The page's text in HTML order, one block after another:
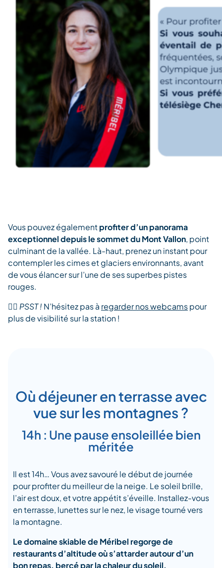
Vous pouvez égalementprofiter d’un panorama
exceptionnel depuis le sommet du Mont Vallon, point
culminant de la vallée. Là-haut, prenez un instant pour
contempler les cimes et glaciers environnants, avant
de vous élancer sur l’une de ses superbes pistes
rouges.
👉🏾 PSST ! N’hésitez pas à regarder nos webcamspour
plus de visibilité sur la station !
Où déjeuner en terrasse avec
vue sur les montagnes ?
14h : Une pause ensoleillée bien
méritée
Il est 14h… Vous avez savouré le début de journée
pour profiter du meilleur de la neige. Le soleil brille,
l’air est doux, et votre appétit s’éveille. Installez-vous
en terrasse, lunettes sur le nez, le visage tourné vers
la montagne.
Le domaine skiable de Méribel regorge de
restaurants d’altitude où s’attarder autour d’un
bon repas, bercé par la chaleur du soleil.